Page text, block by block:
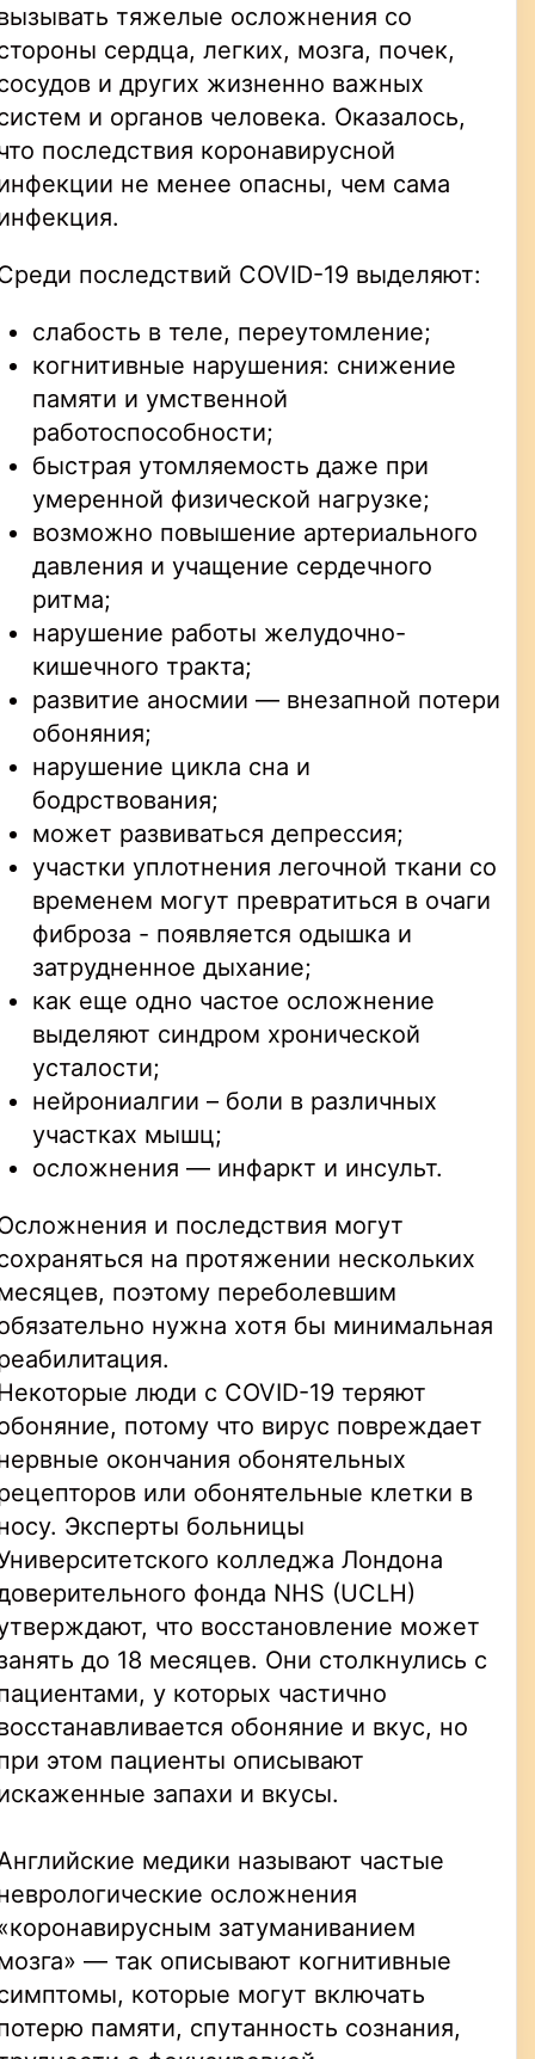
тяжелые осложнения со
сердца, легких, мозга, почек,
и других жизненно важных
и органов человека. Оказалось,
последствия коронавирусной
не менее опасны, чем сама
последствий COVID-19 выделяют:
слабость в теле, переутомление;
когнитивные нарушения: снижение
памяти и умственной
работоспособности;
быстрая утомляемость даже при
умеренной физической нагрузке;
возможно повышение артериального
давления и учащение сердечного
ритма;
нарушение работы желудочно-
кишечного тракта;
развитие аносмии — внезапной потери
обоняния;
нарушение цикла сна и
бодрствования;
может развиваться депрессия;
участки уплотнения легочной ткани со
временем могут превратиться в очаги
фиброза - появляется одышка и
затрудненное дыхание;
как еще одно частое осложнение
выделяют синдром хронической
усталости;
нейрониалгии – боли в различных
участках мышц;
осложнения — инфаркт и инсульт.
и последствия могут
на протяжении нескольких
поэтому переболевшим
нужна хотя бы минимальная
люди с COVID-19 теряют
потому что вирус повреждает
окончания обонятельных
или обонятельные клетки в
Эксперты больницы
колледжа Лондона
фонда NHS (UCLH)
что восстановление может
до 18 месяцев. Они столкнулись с
у которых частично
обоняние и вкус, но
этом пациенты описывают
запахи и вкусы.
медики называют частые
осложнения
затуманиванием
— так описывают когнитивные
которые могут включать
памяти, спутанность сознания,